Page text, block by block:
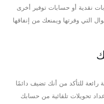
نقدية أو حسابات توفير أخرى
التي وفرتها ويمنعك من إنفاقها
للتأكد من أنك تضيف دائمًا
تحويلات تلقائية من حسابك